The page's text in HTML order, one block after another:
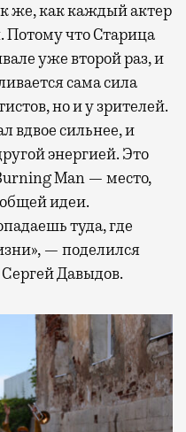
же, как каждый актер
Потому что Старица
уже второй раз, и
сама сила
но и у зрителей.
вдвое сильнее, и
энергией. Это
Man — место,
идеи.
туда, где
— поделился
Сергей Давыдов.